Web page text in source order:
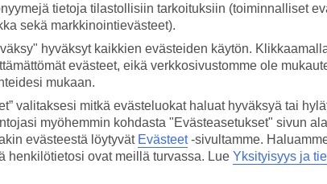
sovellus nyt!
sovellus kätevästi lukemalla
koodi puhelimesi kameralla.
tietoja tilastollisiin tarkoituksiin (toiminnalliset
sekä markkinointievästeet).
hyväksyt kaikkien evästeiden käytön.
evästeet, eikä verkkosivustomme ole
mukaan.
valitaksesi mitkä evästeluokat haluat hyväksyä tai
myöhemmin kohdasta "Evästeasetukset" sivun
evästeestä löytyvät Evästeet-sivultamme.
henkilötietosi ovat meillä turvassa. Lue Yksityisyys ja